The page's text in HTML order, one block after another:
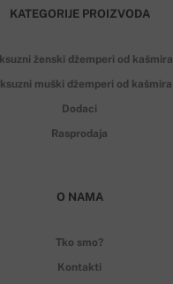
KATEGORIJE PROIZVODA
ženski džemperi od kašmira
muški džemperi od kašmira
Dodaci
Rasprodaja
O NAMA
Tko smo?
Kontakti